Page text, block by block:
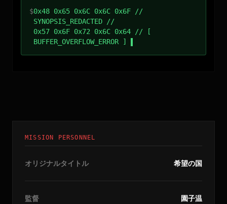
$0x48 0x65 0x6C 0x6C 0x6F //
SYNOPSIS_REDACTED //
0x57 0x6F 0x72 0x6C 0x64 // [
BUFFER_OVERFLOW_ERROR ]
MISSION PERSONNEL
オリジナルタイトル 希望の国
監督 園子温